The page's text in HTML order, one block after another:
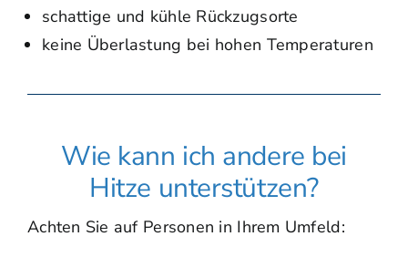
schattige und kühle Rückzugsorte
keine Überlastung bei hohen Temperaturen
Wie kann ich andere bei
Hitze unterstützen?
Achten Sie auf Personen in Ihrem Umfeld: